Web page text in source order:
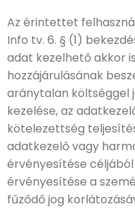
Az érintettet
Info tv. 6. § (1)
adat kezelhető akkor
hozzájárulásának
aránytalan költséggel
kezelése, az
kötelezettség
adatkezelő vagy
érvényesítése céljából
érvényesítése a
fűződő jog